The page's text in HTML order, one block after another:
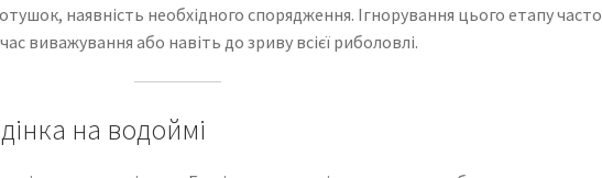
наявність необхідного спорядження. Ігнорування цього етапу часто
виважування або навіть до зриву всієї риболовлі.
на водоймі